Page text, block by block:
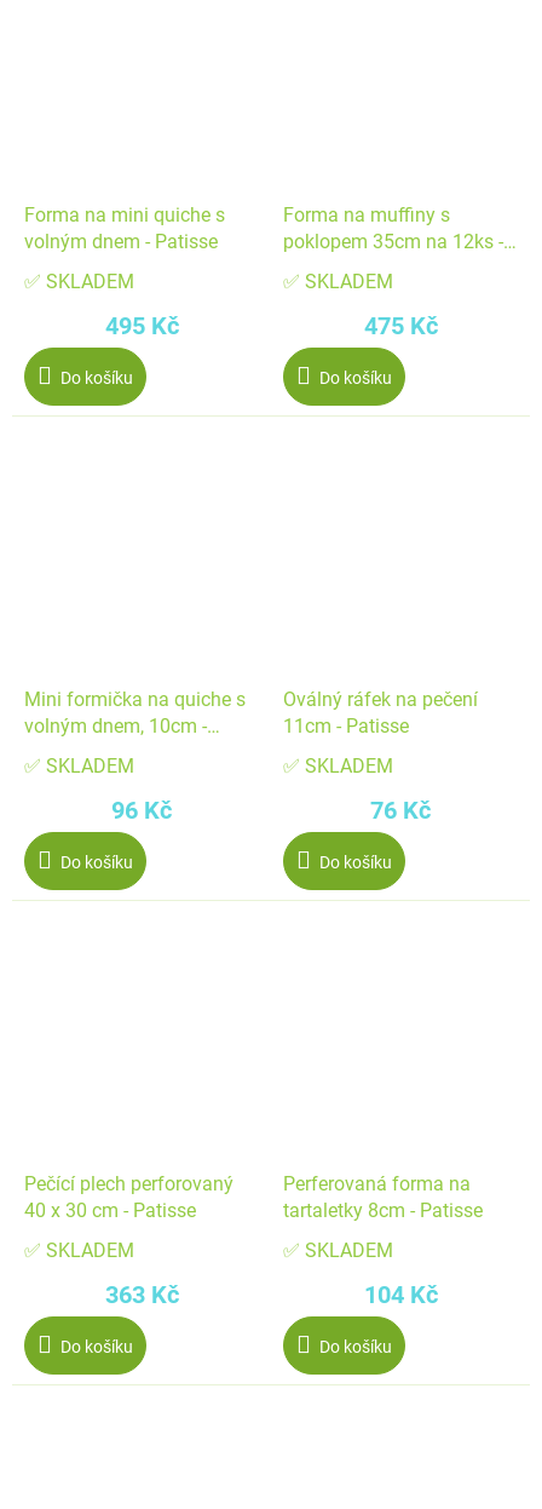
Forma na mini quiche s
volným dnem - Patisse
✅ SKLADEM
495 Kč
Do košíku
Forma na muffiny s
poklopem 35cm na 12ks -
Patisse
✅ SKLADEM
475 Kč
Do košíku
Mini formička na quiche s
volným dnem, 10cm -
Patisse
✅ SKLADEM
96 Kč
Do košíku
Oválný ráfek na pečení
11cm - Patisse
✅ SKLADEM
76 Kč
Do košíku
Pečící plech perforovaný
40 x 30 cm - Patisse
✅ SKLADEM
363 Kč
Do košíku
Perferovaná forma na
tartaletky 8cm - Patisse
✅ SKLADEM
104 Kč
Do košíku